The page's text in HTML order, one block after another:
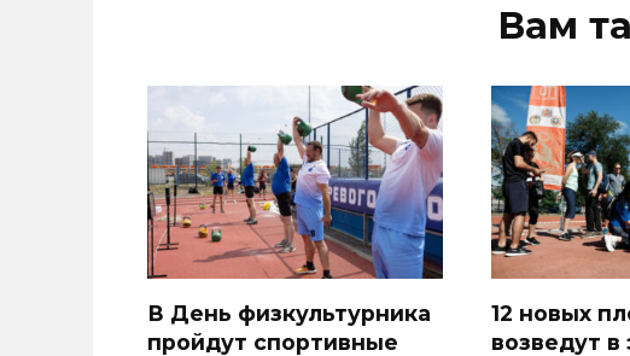
Вам
В День физкультурника
пройдут спортивные
12 новых
возведут в